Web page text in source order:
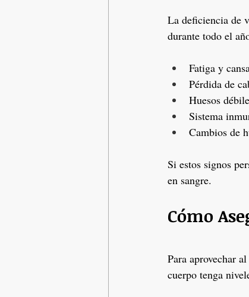
La deficiencia de
durante todo el
Fatiga y
Pérdida de
Huesos
Sistema
Cambios de
Si estos signos
en sangre.
Cómo
Para aprovechar
cuerpo tenga